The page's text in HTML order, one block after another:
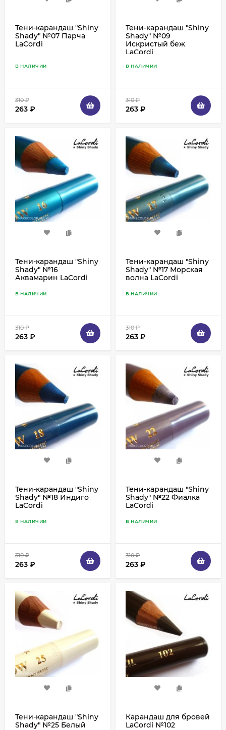
Тени-карандаш "Shiny
Shady" №07 Парча
LaCordi
В НАЛИЧИИ
310₽
263 ₽
Тени-карандаш "Shiny
Shady" №09
Искристый беж
LaCordi
В НАЛИЧИИ
310₽
263 ₽
Тени-карандаш "Shiny
Shady" №16
Аквамарин LaCordi
В НАЛИЧИИ
310₽
263 ₽
Тени-карандаш "Shiny
Shady" №17 Морская
волна LaCordi
В НАЛИЧИИ
310₽
263 ₽
Тени-карандаш "Shiny
Shady" №18 Индиго
LaCordi
В НАЛИЧИИ
310₽
263 ₽
Тени-карандаш "Shiny
Shady" №22 Фиалка
LaCordi
В НАЛИЧИИ
310₽
263 ₽
Тени-карандаш "Shiny
Shady" №25 Белый
Карандаш для бровей
LaCordi №102